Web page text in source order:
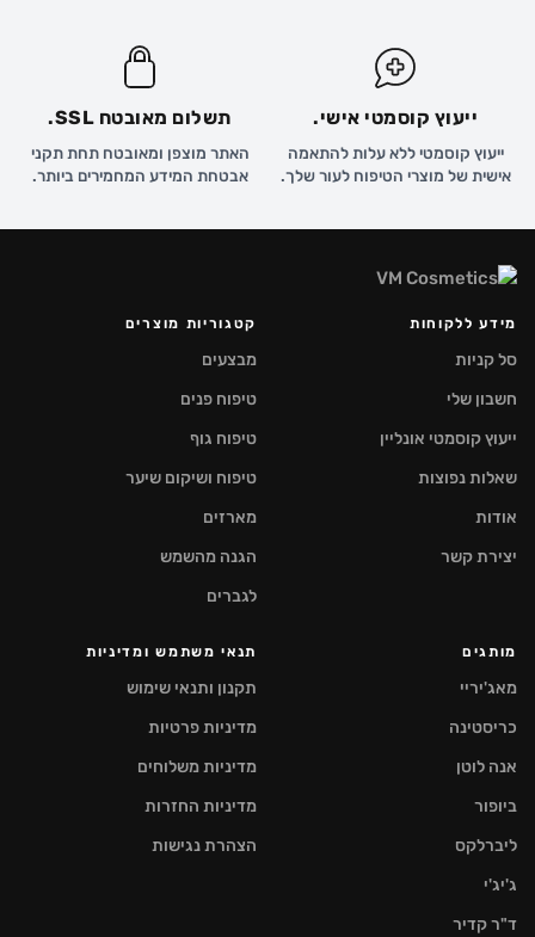
ייעוץ קוסמטי אישי.
ייעוץ קוסמטי ללא עלות להתאמה
אישית של מוצרי הטיפוח לעור שלך.
תשלום מאובטח SSL.
האתר מוצפן ומאובטח תחת תקני
אבטחת המידע המחמירים ביותר.
מידע ללקוחות
סל קניות
חשבון שלי
ייעוץ קוסמטי אונליין
שאלות נפוצות
אודות
יצירת קשר
קטגוריות מוצרים
מבצעים
טיפוח פנים
טיפוח גוף
טיפוח ושיקום שיער
מארזים
הגנה מהשמש
לגברים
מותגים
מאג'יריי
כריסטינה
אנה לוטן
ביופור
ליברלקס
ג'יג'י
ד"ר קדיר
תנאי משתמש ומדיניות
תקנון ותנאי שימוש
מדיניות פרטיות
מדיניות משלוחים
מדיניות החזרות
הצהרת נגישות